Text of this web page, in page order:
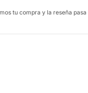
tu compra y la reseña